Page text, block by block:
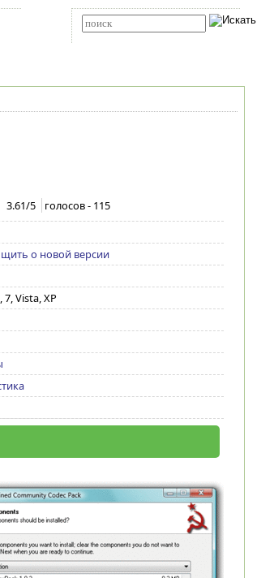
3.61/5 голосов - 115
о новой версии
7, Vista, XP